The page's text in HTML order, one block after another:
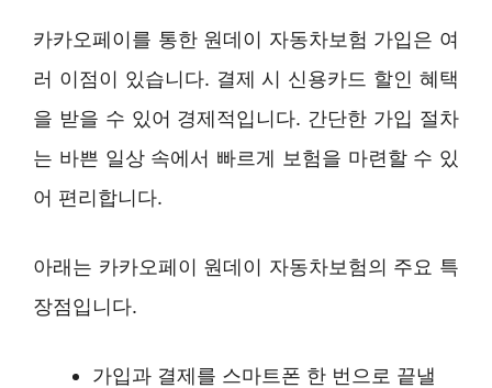
카카오페이를 통한 원데이 자동차보험 가입은 여
러 이점이 있습니다. 결제 시 신용카드 할인 혜택
을 받을 수 있어 경제적입니다. 간단한 가입 절차
는 바쁜 일상 속에서 빠르게 보험을 마련할 수 있
어 편리합니다.
아래는 카카오페이 원데이 자동차보험의 주요 특
장점입니다.
가입과 결제를 스마트폰 한 번으로 끝낼